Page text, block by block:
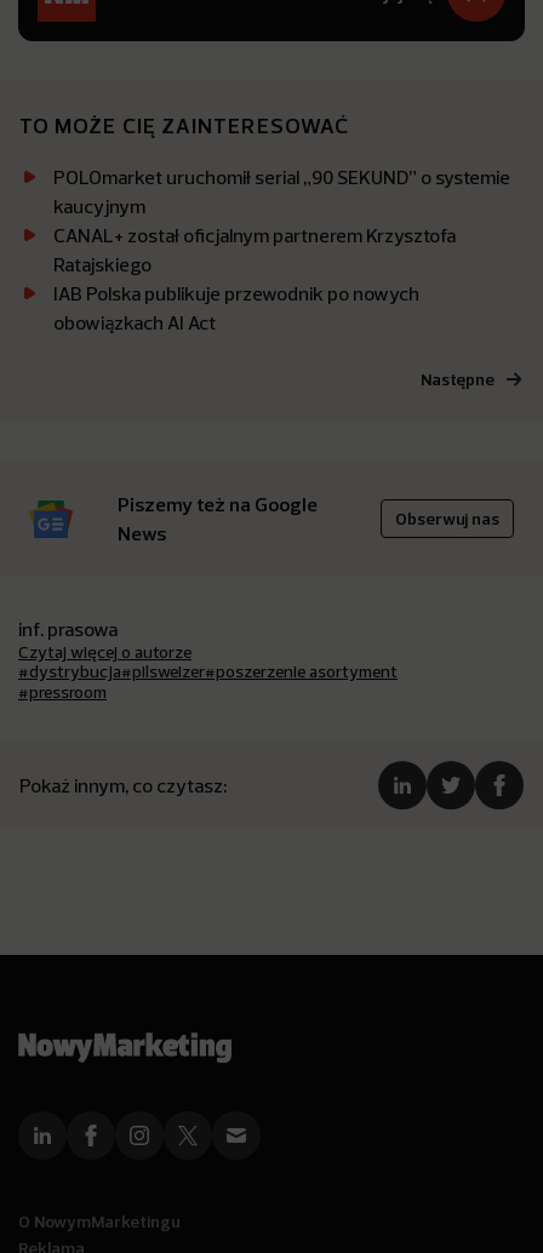
TO MOŻE CIĘ ZAINTERESOWAĆ
POLOmarket uruchomił serial „90 SEKUND” o systemie
kaucyjnym
CANAL+ został oficjalnym partnerem Krzysztofa
Ratajskiego
IAB Polska publikuje przewodnik po nowych
obowiązkach AI Act
Następne
Piszemy też na Google
News
Obserwuj nas
inf. prasowa
Czytaj więcej o autorze
#dystrybucja#pilsweizer#poszerzenie asortyment
#pressroom
Pokaż innym, co czytasz:
O NowymMarketingu
Reklama